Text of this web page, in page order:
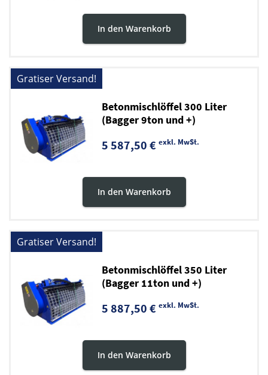
In den Warenkorb
Gratiser Versand!
Betonmischlöffel 300 Liter
(Bagger 9ton und +)
5 587,50 €exkl. MwSt.
In den Warenkorb
Gratiser Versand!
Betonmischlöffel 350 Liter
(Bagger 11ton und +)
5 887,50 €exkl. MwSt.
In den Warenkorb